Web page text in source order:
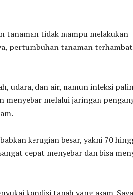
tanaman tidak mampu melakukan
pertumbuhan tanaman
udara, dan air, namun infeksi
menyebar melalui jaringan
kerugian besar, yakni 70
cepat menyebar dan bisa
kondisi tanah yang asam.